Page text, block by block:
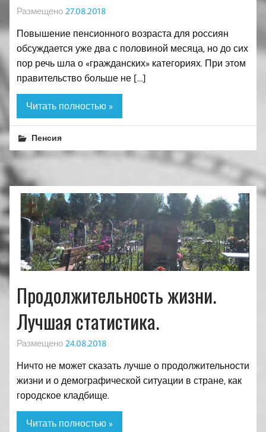
Размещено 27.08.2018
Повышение пенсионного возраста для россиян
обсуждается уже два с половиной месяца, но до сих
пор речь шла о «гражданских» категориях. При этом
правительство больше не […]
Читать полностью »
Пенсия
Продолжительность жизни.
Лучшая статистика.
Размещено 24.08.2018
Ничто не может сказать лучше о продолжительности
жизни и о демографической ситуации в стране, как
городское кладбище.
Читать полностью »